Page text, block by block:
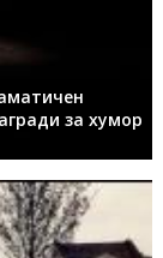
за хумор